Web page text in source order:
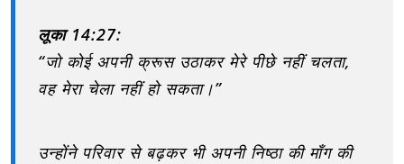
लूका 14:27:
“जो कोई अपनी क्रूस उठाकर मेरे पीछे नहीं चलता,
वह मेरा चेला नहीं हो सकता।”
उन्होंने परिवार से बढ़कर भी अपनी निष्ठा की माँग की